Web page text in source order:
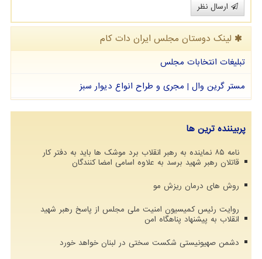
ارسال نظر
لینک دوستان مجلس ایران دات كام
تبلیغات انتخابات مجلس
مستر گرین وال | مجری و طراح انواع دیوار سبز
پربیننده ترین ها
نامه ۸۵ نماینده به رهبر انقلاب برد موشک ها باید به دفتر کار
قاتلان رهبر شهید برسد به علاوه اسامی امضا کنندگان
روش های درمان ریزش مو
روایت رئیس کمیسیون امنیت ملی مجلس از پاسخ رهبر شهید
انقلاب به پیشنهاد پناهگاه امن
دشمن صهیونیستی شکست سختی در لبنان خواهد خورد